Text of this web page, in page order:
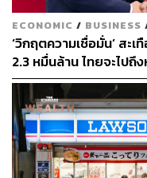
TAGS: เศรษฐกิจ 7-
ECONOMIC / BUSINESS
‘วิกฤตความเชื่อมั่น’ สะ
2.3 หมื่นล้าน ไทยจะไปถึ